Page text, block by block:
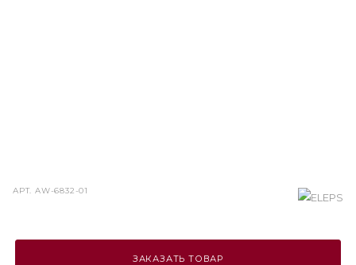
АРТ.AW-6832-01
ЗАКАЗАТЬ ТОВАР